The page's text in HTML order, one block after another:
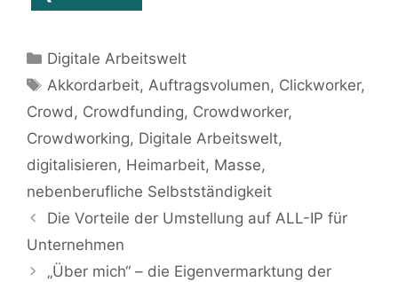
Kategorien
Digitale Arbeitswelt
Schlagwörter
Akkordarbeit,Auftragsvolumen, Clickworker,
Crowd, Crowdfunding, Crowdworker,
Crowdworking, Digitale Arbeitswelt,
digitalisieren, Heimarbeit, Masse,
nebenberufliche Selbstständigkeit
Die Vorteile der Umstellung auf ALL-IP für
Unternehmen
„Über mich“ – die Eigenvermarktung der